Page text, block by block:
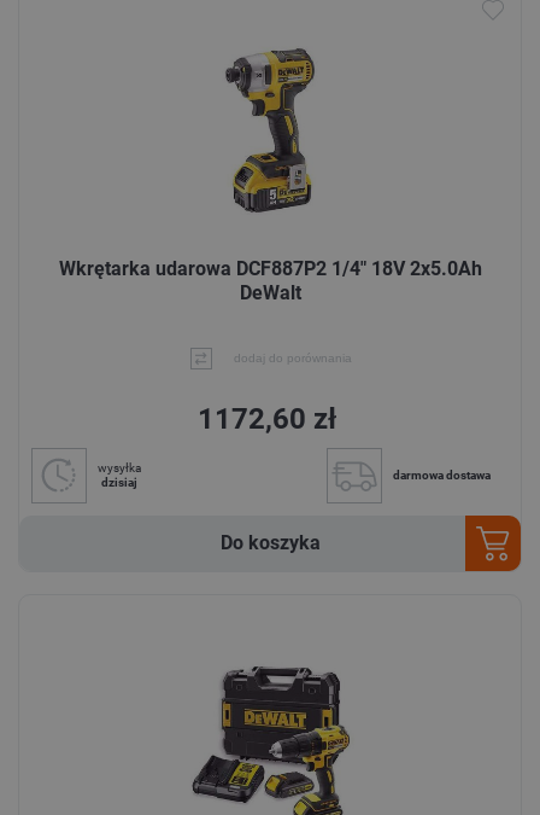
Wkrętarka udarowa DCF887P2 1/4" 18V 2x5.0Ah
DeWalt
dodaj do porównania
1172,60 zł
wysyłka
dzisiaj
darmowa dostawa
Do koszyka